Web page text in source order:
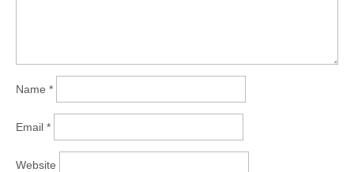
Name *
Email *
Website